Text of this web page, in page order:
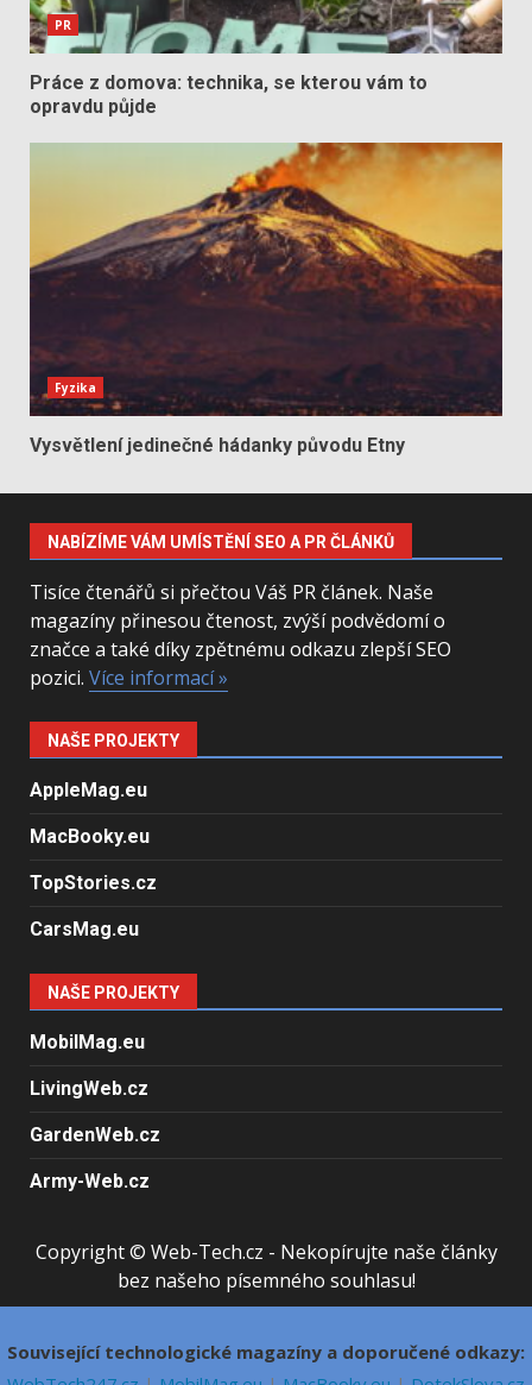
PR
Práce z domova: technika, se kterou vám to
opravdu půjde
Fyzika
Vysvětlení jedinečné hádanky původu Etny
NABÍZÍME VÁM UMÍSTĚNÍ SEO A PR ČLÁNKŮ
Tisíce čtenářů si přečtou Váš PR článek. Naše
magazíny přinesou čtenost, zvýší podvědomí o
značce a také díky zpětnému odkazu zlepší SEO
pozici. Více informací »
NAŠE PROJEKTY
AppleMag.eu
MacBooky.eu
TopStories.cz
CarsMag.eu
NAŠE PROJEKTY
MobilMag.eu
LivingWeb.cz
GardenWeb.cz
Army-Web.cz
Copyright © Web-Tech.cz - Nekopírujte naše články
bez našeho písemného souhlasu!
Související technologické magazíny a doporučené odkazy: